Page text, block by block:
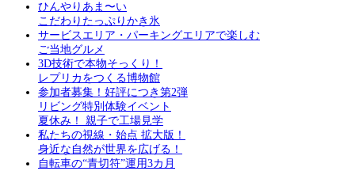
ひんやりあま〜い
こだわりたっぷりかき氷
サービスエリア・パーキングエリアで楽しむ
ご当地グルメ
3D技術で本物そっくり！
レプリカをつくる博物館
参加者募集！好評につき第2弾
リビング特別体験イベント
夏休み！ 親子で工場見学
私たちの視線・始点 拡大版！
身近な自然が世界を広げる！
自転車の“青切符”運用3カ月